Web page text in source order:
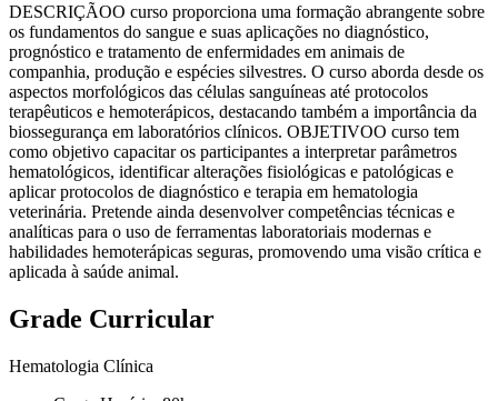
DESCRIÇÃOO curso proporciona uma formação abrangente sobre
os fundamentos do sangue e suas aplicações no diagnóstico,
prognóstico e tratamento de enfermidades em animais de
companhia, produção e espécies silvestres. O curso aborda desde os
aspectos morfológicos das células sanguíneas até protocolos
terapêuticos e hemoterápicos, destacando também a importância da
biossegurança em laboratórios clínicos. OBJETIVOO curso tem
como objetivo capacitar os participantes a interpretar parâmetros
hematológicos, identificar alterações fisiológicas e patológicas e
aplicar protocolos de diagnóstico e terapia em hematologia
veterinária. Pretende ainda desenvolver competências técnicas e
analíticas para o uso de ferramentas laboratoriais modernas e
habilidades hemoterápicas seguras, promovendo uma visão crítica e
aplicada à saúde animal.
Grade Curricular
Hematologia Clínica